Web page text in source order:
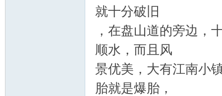
就十分破旧
，在盘山道的旁边，
顺水，而且风
景优美，大有江南小
胎就是爆胎，